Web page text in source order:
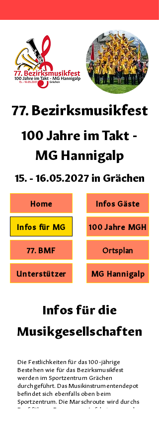
77. Bezirksmusikfest
100 Jahre im Takt -
MG Hannigalp
15. - 16.05.2027in Grächen
Home
Infos für MG
77. BMF
Unterstützer
Infos Gäste
100 Jahre MGH
Ortsplan
MG Hannigalp
Infos für die
Musikgesellschaften
Die Festlichkeiten für das 100-jährige
Bestehen wie für das Bezirksmusikfest
werden im Sportzentrum Grächen
durchgeführt. Das Musikinstrumentendepot
befindet sich ebenfalls oben beim
Sportzentrum. Die Marschroute wird durchs
Dorf führen. Der genaue Anfahrtsweg und